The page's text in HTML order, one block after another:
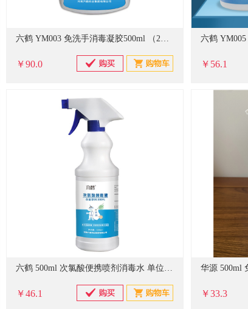
六鹤 YM003 免洗手消毒凝胶500ml （2瓶装）芦荟免洗洗手液 单位：套
￥90.0 ￥56.1
六鹤 500ml 次氯酸便携喷剂消毒水 单位：瓶
￥46.1
华源 500ml
￥33.3